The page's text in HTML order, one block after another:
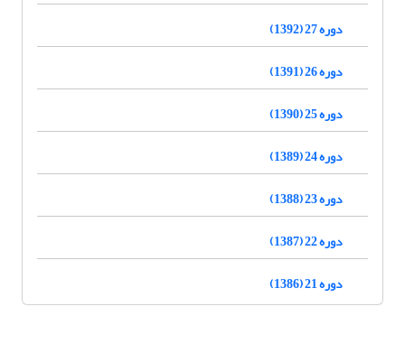
دوره 27 (1392)
دوره 26 (1391)
دوره 25 (1390)
دوره 24 (1389)
دوره 23 (1388)
دوره 22 (1387)
دوره 21 (1386)